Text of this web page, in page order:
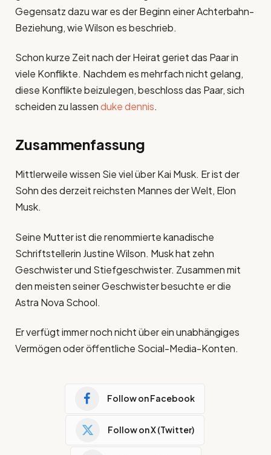
Gegensatz dazu war es der Beginn einer Achterbahn-
Beziehung, wie Wilson es beschrieb.
Schon kurze Zeit nach der Heirat geriet das Paar in
viele Konflikte. Nachdem es mehrfach nicht gelang,
diese Konflikte beizulegen, beschloss das Paar, sich
scheiden zu lassenduke dennis.
Zusammenfassung
Mittlerweile wissen Sie viel über Kai Musk. Er ist der
Sohn des derzeit reichsten Mannes der Welt, Elon
Musk.
Seine Mutter ist die renommierte kanadische
Schriftstellerin Justine Wilson. Musk hat zehn
Geschwister und Stiefgeschwister. Zusammen mit
den meisten seiner Geschwister besuchte er die
Astra Nova School.
Er verfügt immer noch nicht über ein unabhängiges
Vermögen oder öffentliche Social-Media-Konten.
Follow on Facebook
Follow on X (Twitter)